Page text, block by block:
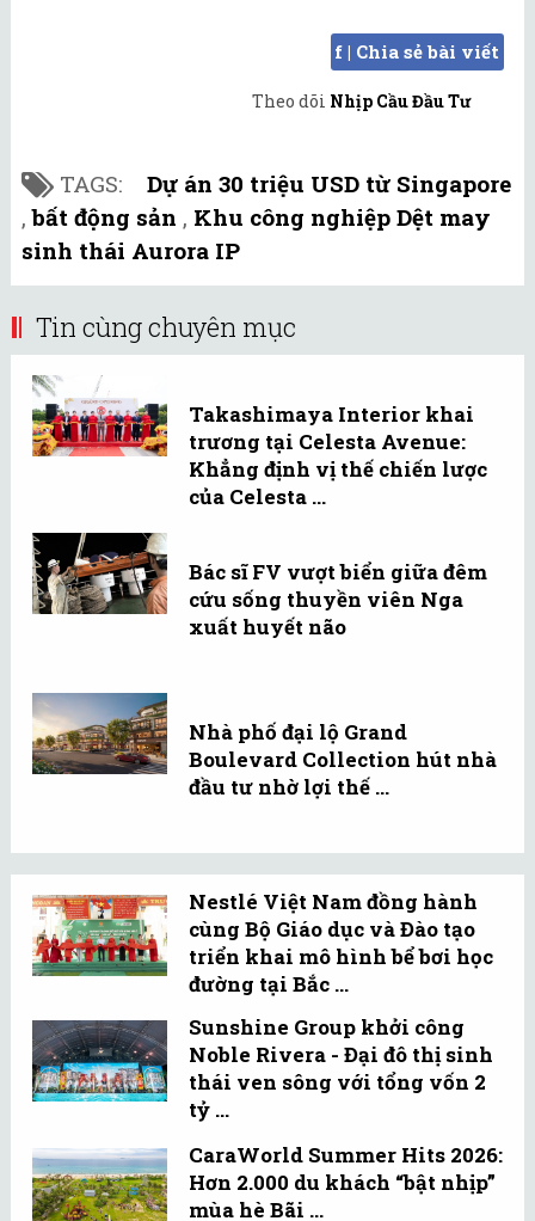
f | Chia sẻ bài viết
Theo dõi Nhịp Cầu Đầu Tư
TAGS: Dự án 30 triệu USD từ Singapore
,bất động sản , Khu công nghiệp Dệt may
sinh thái Aurora IP
Tin cùng chuyên mục
Takashimaya Interior khai
trương tại Celesta Avenue:
Khẳng định vị thế chiến lược
của Celesta ...
Bác sĩ FV vượt biển giữa đêm
cứu sống thuyền viên Nga
xuất huyết não
Nhà phố đại lộ Grand
Boulevard Collection hút nhà
đầu tư nhờ lợi thế ...
Nestlé Việt Nam đồng hành
cùng Bộ Giáo dục và Đào tạo
triển khai mô hình bể bơi học
đường tại Bắc ...
Sunshine Group khởi công
Noble Rivera - Đại đô thị sinh
thái ven sông với tổng vốn 2
tỷ ...
CaraWorld Summer Hits 2026:
Hơn 2.000 du khách “bật nhịp”
mùa hè Bãi ...